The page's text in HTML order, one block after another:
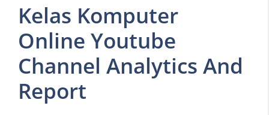
Kelas Komputer
Online Youtube
Channel Analytics And
Report